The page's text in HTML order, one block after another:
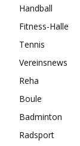
Handball
Fitness-Halle
Tennis
Vereinsnews
Reha
Boule
Badminton
Radsport